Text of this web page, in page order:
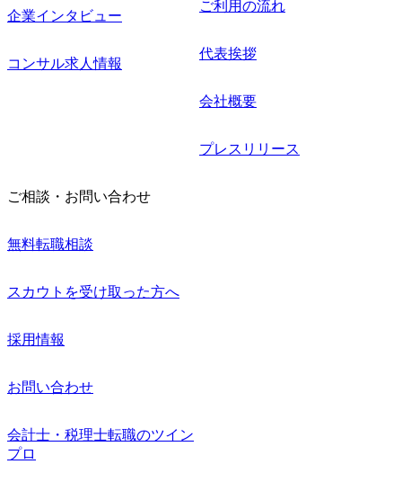
企業インタビュー
コンサル求人情報
ご利用の流れ
代表挨拶
会社概要
プレスリリース
ご相談・お問い合わせ
無料転職相談
スカウトを受け取った方へ
採用情報
お問い合わせ
会計士・税理士転職のツイン
プロ